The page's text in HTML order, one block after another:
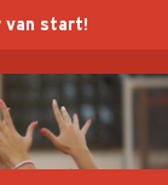
van start!